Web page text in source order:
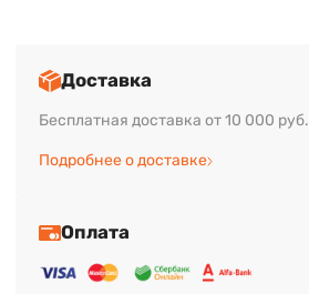
Доставка
Бесплатная доставка от 10 000 руб.
Подробнее о доставке
Оплата